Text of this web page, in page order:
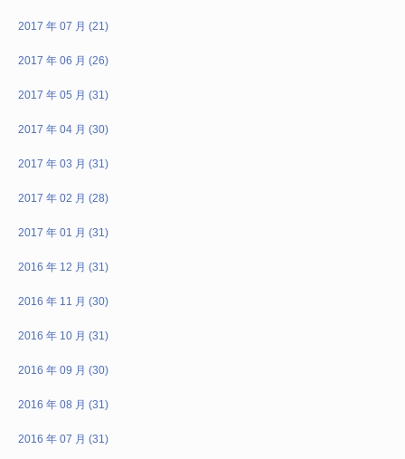
2017 年 07 月 (21)
2017 年 06 月 (26)
2017 年 05 月 (31)
2017 年 04 月 (30)
2017 年 03 月 (31)
2017 年 02 月 (28)
2017 年 01 月 (31)
2016 年 12 月 (31)
2016 年 11 月 (30)
2016 年 10 月 (31)
2016 年 09 月 (30)
2016 年 08 月 (31)
2016 年 07 月 (31)